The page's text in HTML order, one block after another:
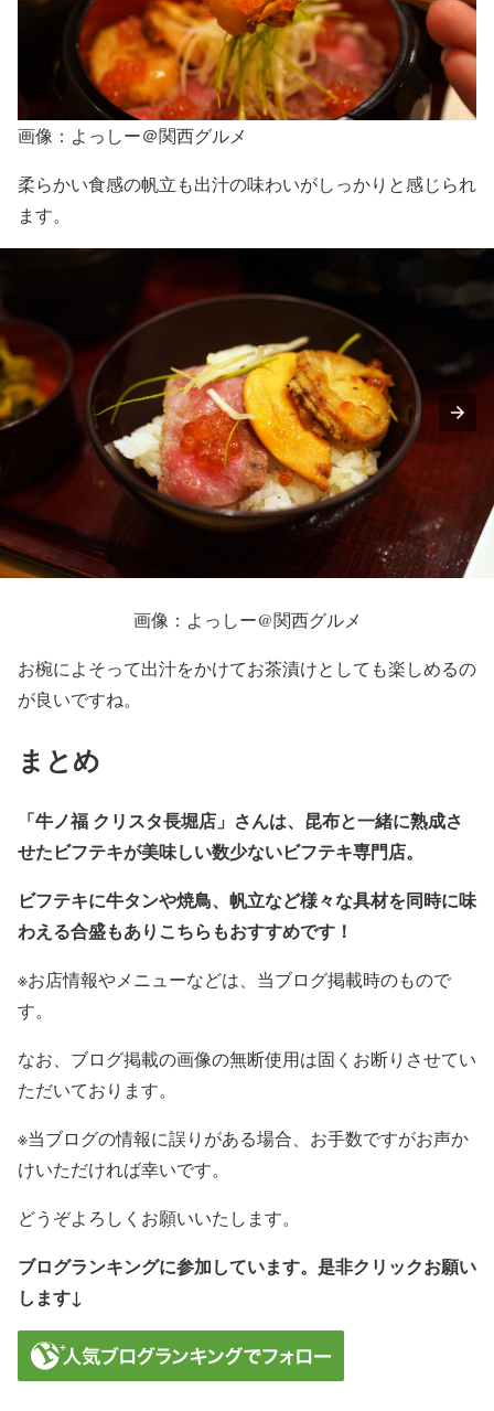
画像：よっしー＠関西グルメ
柔らかい食感の帆立も出汁の味わいがしっかりと感じられ
ます。
画像：よっしー@関西グルメ
お椀によそって出汁をかけてお茶漬けとしても楽しめるの
が良いですね。
まとめ
「牛ノ福 クリスタ長堀店」さんは、昆布と一緒に熟成さ
せたビフテキが美味しい数少ないビフテキ専門店。
ビフテキに牛タンや焼鳥、帆立など様々な具材を同時に味
わえる合盛もありこちらもおすすめです！
※お店情報やメニューなどは、当ブログ掲載時のもので
す。
なお、ブログ掲載の画像の無断使用は固くお断りさせてい
ただいております。
※当ブログの情報に誤りがある場合、お手数ですがお声か
けいただければ幸いです。
どうぞよろしくお願いいたします。
ブログランキングに参加しています。是非クリックお願い
します↓